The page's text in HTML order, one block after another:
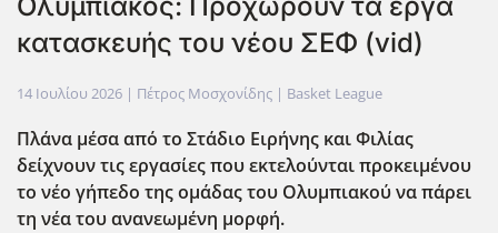
Ολυμπιακός: Προχωρούν τα έργα
κατασκευής του νέου ΣΕΦ (vid)
14 Ιουλίου 2026 | Πέτρος Μοσχονίδης | Basket League
Πλάνα μέσα από το Στάδιο Ειρήνης και Φιλίας
δείχνουν τις εργασίες που εκτελούνται προκειμένου
το νέο γήπεδο της ομάδας του Ολυμπιακού να πάρει
τη νέα του ανανεωμένη μορφή.